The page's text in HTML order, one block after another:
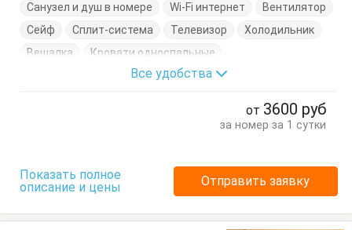
Санузел и душ в номере Wi-Fi интернет
Вентилятор
Сейф
Сплит-система Телевизор
Холодильник
Вешалка
Кровати односпальные
Кровать двуспальная
Стол Стулья
Все удобства
от 3600 руб
за номер за 1 сутки
Показать полное
описание и цены
Отправить заявку